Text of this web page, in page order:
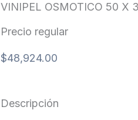
VINIPEL OSMOTICO 50 X
Precio regular
$48,924.00
Descripción